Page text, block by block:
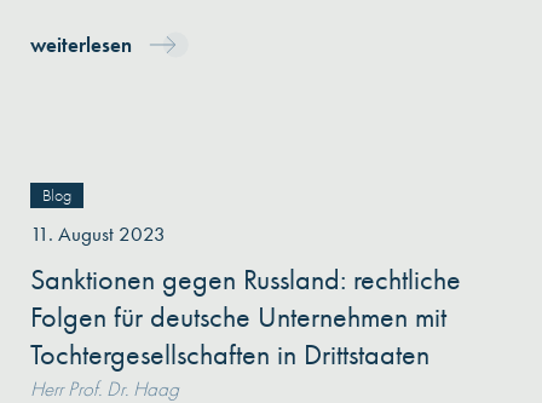
weiterlesen
Blog
11. August 2023
Sanktionen gegen Russland: rechtliche
Folgen für deutsche Unternehmen mit
Tochtergesellschaften in Drittstaaten
Herr Prof. Dr. Haag